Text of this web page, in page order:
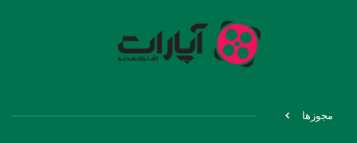
مجوزها